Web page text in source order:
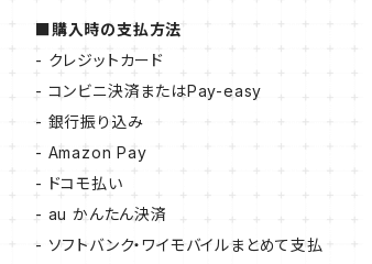
■購入時の支払方法
- クレジットカード
- コンビニ決済またはPay-easy
- 銀行振り込み
- Amazon Pay
- ドコモ払い
- au かんたん決済
- ソフトバンク・ワイモバイルまとめて支払